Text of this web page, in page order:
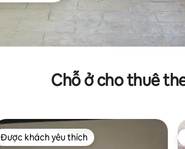
Chỗ ở cho thuê
Được khách yêu thích
Được khách yêu thích